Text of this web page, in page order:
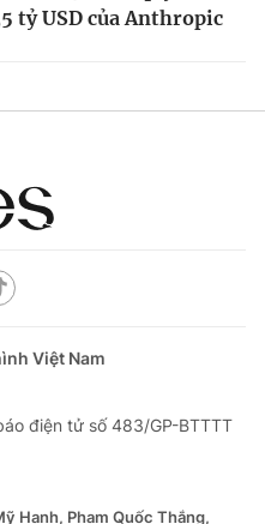
tỷ USD của Anthropic
Việt Nam
điện tử số 483/GP-BTTTT
Hạnh, Phạm Quốc Thắng,